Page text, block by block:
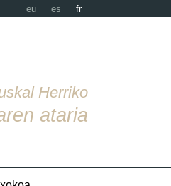
eu es fr
Herriko
ataria